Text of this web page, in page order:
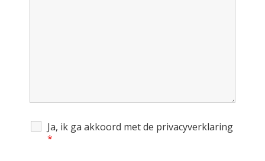
Ja, ik ga akkoord met de privacyverklaring
*